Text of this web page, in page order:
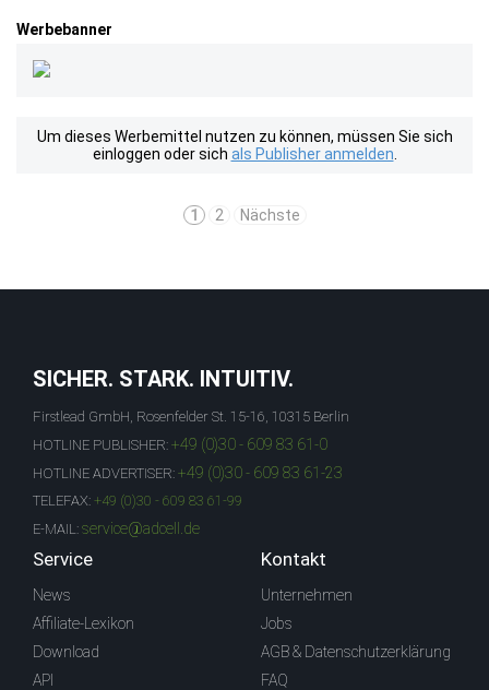
Werbebanner
Um dieses Werbemittel nutzen zu können, müssen Sie sich
einloggen oder sich als Publisher anmelden
1 2 Nächste
SICHER. STARK. INTUITIV.
Firstlead GmbH, Rosenfelder St. 15-16, 10315 Berlin
HOTLINE PUBLISHER: +49 (0)30 - 609 83 61-0
HOTLINE ADVERTISER: +49 (0)30 - 609 83 61-23
TELEFAX: +49 (0)30 - 609 83 61-99
E-MAIL: service@adcell.de
Service
News
Affiliate-Lexikon
Download
API
Kontakt
Unternehmen
Jobs
AGB & Datenschutzerklärung
FAQ